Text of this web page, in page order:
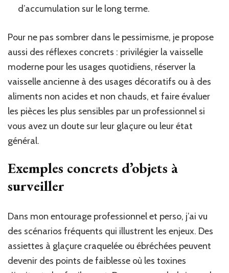
d’accumulation sur le long terme.
Pour ne pas sombrer dans le pessimisme, je propose
aussi des réflexes concrets : privilégier la vaisselle
moderne pour les usages quotidiens, réserver la
vaisselle ancienne à des usages décoratifs ou à des
aliments non acides et non chauds, et faire évaluer
les pièces les plus sensibles par un professionnel si
vous avez un doute sur leur glaçure ou leur état
général.
Exemples concrets d’objets à
surveiller
Dans mon entourage professionnel et perso, j’ai vu
des scénarios fréquents qui illustrent les enjeux. Des
assiettes à glaçure craquelée ou ébréchées peuvent
devenir des points de faiblesse où les toxines